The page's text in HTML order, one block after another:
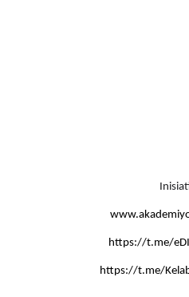
https://t.me/
https://t.me/